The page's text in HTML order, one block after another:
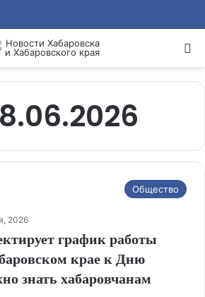
Общество
2026
график работы
крае к Дню
знать хабаровчанам